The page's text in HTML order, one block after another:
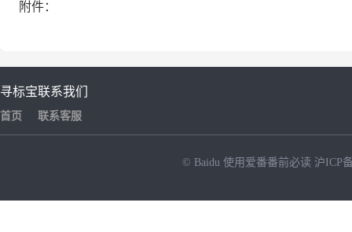
附件：
寻标宝
首页
联系我们
联系客服
© Baidu 使用爱番番前必读 沪ICP